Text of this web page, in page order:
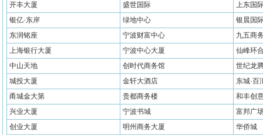
开丰大厦 盛世国际
上东国
银亿·东岸
绿地中心
银晨国
东润铭座
宁波财富中心
九五商
上海银行大厦
宁波中心大厦
仙峰环
中山天地
创时代商务馆
世纪龙
城投大厦
金轩大酒店
东城·百
甬城金大第
贵都商务楼
和丰创
兴业大厦
宁波书城
富邦广
创业大厦
明州商务大厦 华侨城